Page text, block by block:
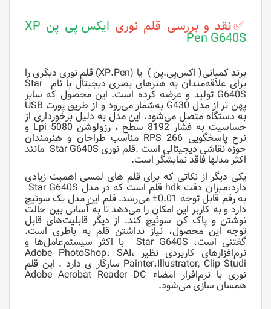
✅نقد و بررسی قلم نوری ایکس پی پن XP
Pen G640S
برند کمپانی( اکس‌پی.پن ) یا (XP.Pen) قلم نوری دیگری را
برای علاقه‌مندان به هنرهای بصری دیجیتال با نام Star
G640S تولید و عرضه کرده است. این محصول که سایز
پهن تر از مدل G430 به‌شمار می‌رود و از طریق پورت USB
به دستگاه متصل می‌شود. این مدل به دلیل برخورداری از
حساسیت به فشار 8192 سطح ، رزولوشن 5080 Lpi و
نرخ پاسخگویی 266 RPS مناسب طراحان و هنرمندان
حوزه نقاشی دیجیتالی است .قلم نوری Star G640S مانند
اکثر مدلها فاقد نمایشگر است.
یکی دیگر از نکاتی که برای قلم های لمسی اهمیت زیادی
به رقم قابل توجه 0.01± می‌رسد. قلم این مدل یک سوئیچ
دارد و به کاربر این امکان را می‌دهد تا به آسانی بین حالت
نوشتن و پاک کن سوئیچ کند. از دیگر قابلیت‌های قابل
توجه این محصول، نیاز نداشتن قلم به باطری است.
گفتنی است، Star G640S با اکثر سیستم‌عامل‌ها و
نرم‌افزار‌های کاربردی نظیر Adobe PhotoShop، SAI،
Painter،Illustrator, Clip Studi سازگار ی دارد . این قلم
نوری با نرم‌افزار امضاء Adobe Acrobat Reader DC
همسان ‌سازی می‌شود.